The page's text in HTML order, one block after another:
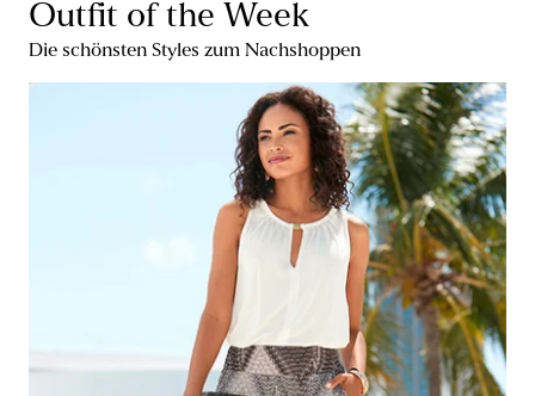
Outfit of the Week
Die schönsten Styles zum Nachshoppen